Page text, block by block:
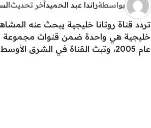
بواسطةراندا عبد الحميد آخر تحديث
تردد قناة روتانا خليجية يبحث عنه
خليجية هي واحدة ضمن قنوات مجموعة
عام 2005، وتبث القناة في الشرق الأوسط وفي أوروبا.